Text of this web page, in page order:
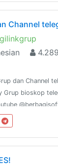
4.289
dan Channel
Grup bioskop